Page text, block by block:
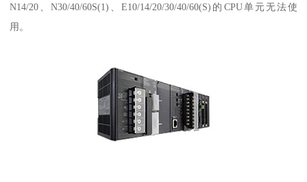
N14/20、N30/40/60S(1)、E10/14/20/30/40/60(S)的CPU单元无法使
用。